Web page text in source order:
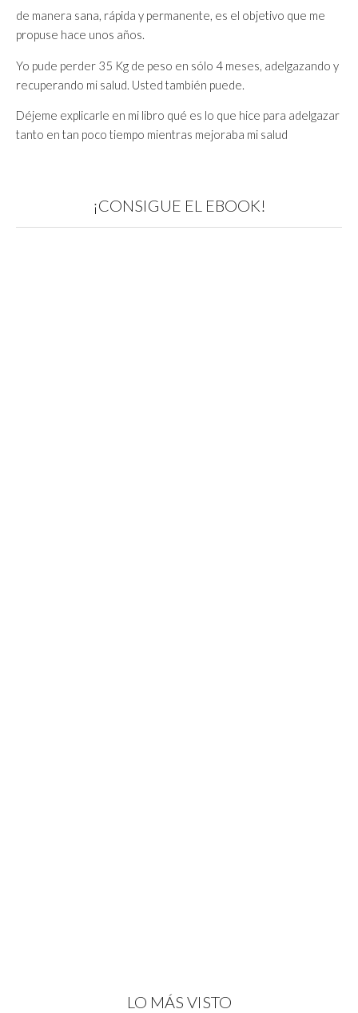
de manera sana, rápida y permanente, es el objetivo que me
propuse hace unos años.
Yo pude perder 35 Kg de peso en sólo 4 meses, adelgazando y
recuperando mi salud. Usted también puede.
Déjeme explicarle en mi libro qué es lo que hice para adelgazar
tanto en tan poco tiempo mientras mejoraba mi salud
¡CONSIGUE EL EBOOK!
LO MÁS VISTO